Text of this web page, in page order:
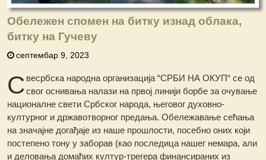
Обележен спомен на битку изнад облака,
битку на Гучеву
септембар 9, 2023
С весрбска народна организација “СРБИ НА ОКУП“ се од
свог оснивања налази на првој линији борбе за очување
националне свети Србског народа, његовог духовно-
културног и државотворног предања. Обележавање сећања
на значајне догађаје из наше прошлости, посебно оних који
постепено тону у заборав (као последица нашег немара, али
и деловања домаћих култур-трегера финансираних из